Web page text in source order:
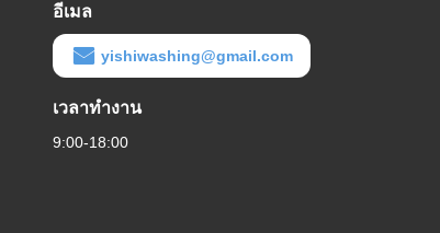
อีเมล
yishiwashing@gmail.com
เวลาทํางาน
9:00-18:00